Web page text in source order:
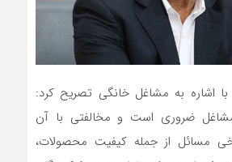
با اشاره به مشاغل خانگی تصریح کرد:
ضروری است و مخالفتی با آن
مسائل از جمله کیفیت محصولات،